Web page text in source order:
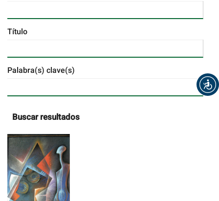
Título
Palabra(s) clave(s)
Buscar resultados